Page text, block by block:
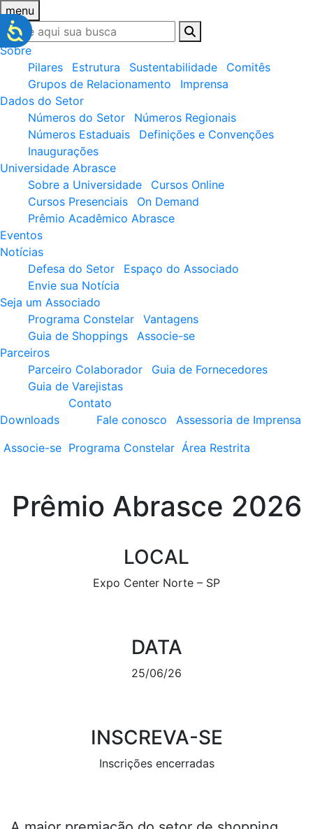
menu
Sobre
Pilares
Estrutura Sustentabilidade
Comitês
Grupos de Relacionamento
Imprensa
Dados do Setor
Números do Setor
Números Regionais
Números Estaduais
Definições e Convenções
Inaugurações
Universidade Abrasce
Sobre a Universidade
Cursos Online
Cursos Presenciais
On Demand
Prêmio Acadêmico Abrasce
Eventos
Notícias
Defesa do Setor
Espaço do Associado
Envie sua Notícia
Seja um Associado
Programa Constelar
Vantagens
Guia de Shoppings
Associe-se
Parceiros
Parceiro Colaborador
Guia de Fornecedores
Guia de Varejistas
Downloads
Contato
Fale conosco
Assessoria de Imprensa
Associe-se Programa Constelar Área Restrita
Prêmio Abrasce 2026
LOCAL
Expo Center Norte – SP
DATA
25/06/26
INSCREVA-SE
Inscrições encerradas